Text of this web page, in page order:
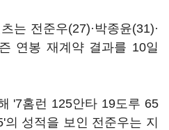
는 전준우(27)·박종윤(31)·
연봉 재계약 결과를 10일
'7홈런 125안타 19도루 65
성적을 보인 전준우는 지